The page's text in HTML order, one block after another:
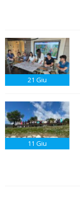
21 Giu
11 Giu